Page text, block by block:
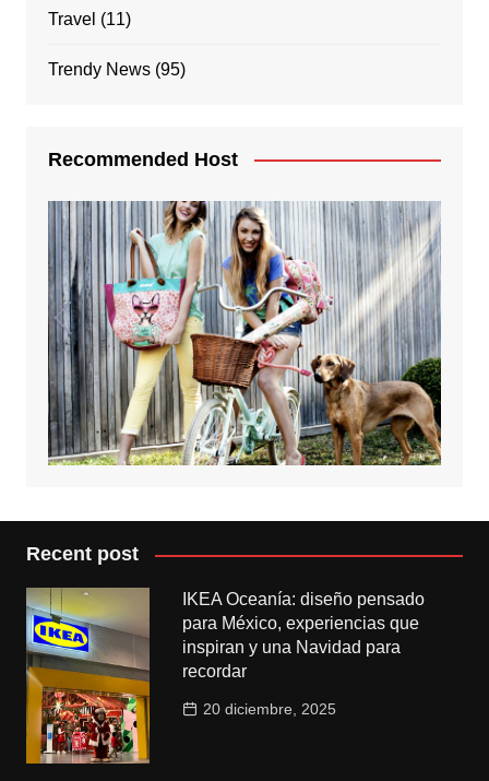
Travel (11)
Trendy News(95)
Recommended Host
Recent post
IKEA Oceanía: diseño pensado
para México, experiencias que
inspiran y una Navidad para
recordar
20 diciembre, 2025